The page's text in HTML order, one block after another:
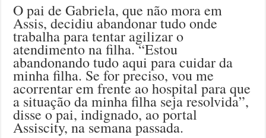
O pai de Gabriela, que não mora em
Assis, decidiu abandonar tudo onde
trabalha para tentar agilizar o
atendimento na filha. “Estou
abandonando tudo aqui para cuidar da
minha filha. Se for preciso, vou me
acorrentar em frente ao hospital para que
a situação da minha filha seja resolvida”,
disse o pai, indignado, ao portal
Assiscity, na semana passada.